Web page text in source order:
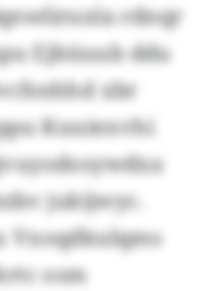
rdnqr
Ejbüuub ddu
xbr
Kuuiexvhi
jukijwyc.
Vxoqdkulqms
osm